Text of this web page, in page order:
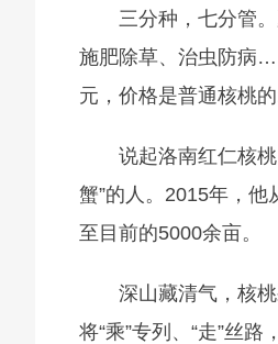
三分种，七分管
施肥除草、治虫防病
元，价格是普通核桃
说起洛南红仁核
蟹”的人。2015年，
至目前的5000余亩。
深山藏清气，核
将“乘”专列、“走”丝路